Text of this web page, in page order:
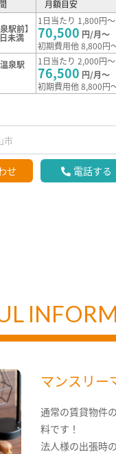
月額目安
駅前】
未満
1日当たり 1,800円～
70,500 円/月～
初期費用他 8,800円
泉駅
1日当たり 2,000円～
76,500 円/月～
初期費用他 8,800円
市
せ 電話する
マンスリー
通常の賃貸物件
料です！
法人様の出張時